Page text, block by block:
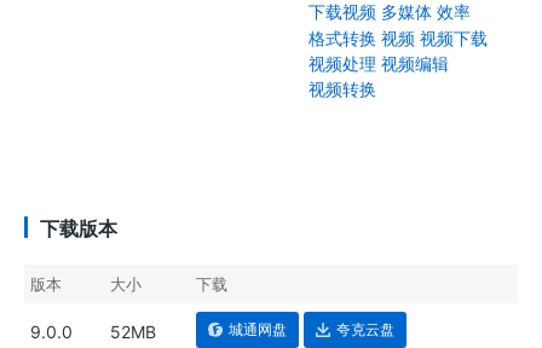
下载视频 多媒体 效率
格式转换 视频 视频下载
视频处理 视频编辑
视频转换
下载版本
版本 大小 下载
9.0.0 52MB 城通网盘 夸克云盘